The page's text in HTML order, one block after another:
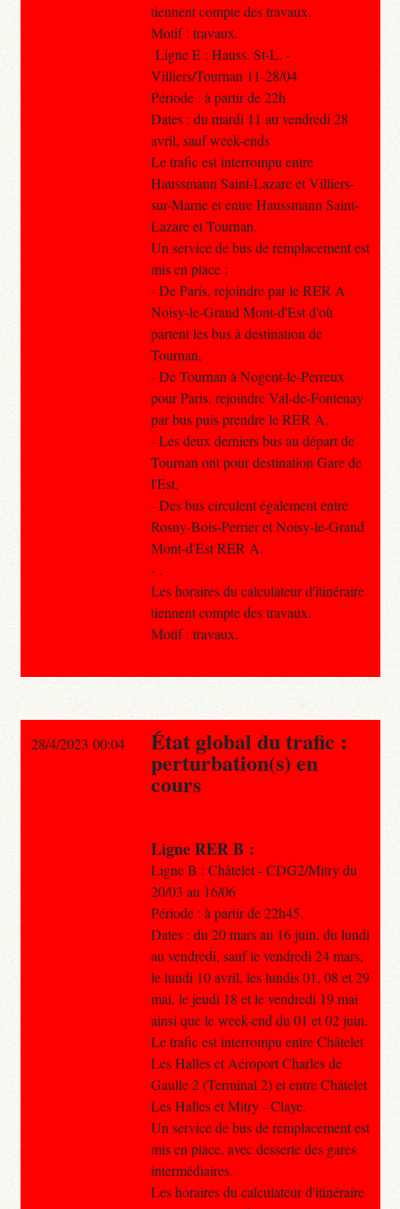
tiennent compte des travaux.
Motif : travaux.
Ligne E : Hauss. St-L. -
Villiers/Tournan 11-28/04
Période : à partir de 22h
Dates : du mardi 11 au vendredi 28
avril, sauf week-ends
Le trafic est interrompu entre
Haussmann Saint-Lazare et Villiers-
sur-Marne et entre Haussmann Saint-
Lazare et Tournan.
Un service de bus de remplacement est
mis en place :
- De Paris, rejoindre par le RER A
Noisy-le-Grand Mont-d'Est d'où
partent les bus à destination de
Tournan,
- De Tournan à Nogent-le-Perreux
pour Paris, rejoindre Val-de-Fontenay
par bus puis prendre le RER A,
- Les deux derniers bus au départ de
Tournan ont pour destination Gare de
l'Est,
- Des bus circulent également entre
Rosny-Bois-Perrier et Noisy-le-Grand
Mont-d'Est RER A.
- .
Les horaires du calculateur d'itinéraire
tiennent compte des travaux.
Motif : travaux.
28/4/2023 00:04 État global du trafic :
perturbation(s) en
cours
Ligne RER B :
Ligne B : Châtelet - CDG2/Mitry du
20/03 au 16/06
Période : à partir de 22h45.
Dates : du 20 mars au 16 juin, du lundi
au vendredi, sauf le vendredi 24 mars,
le lundi 10 avril, les lundis 01, 08 et 29
mai, le jeudi 18 et le vendredi 19 mai
ainsi que le week-end du 01 et 02 juin.
Le trafic est interrompu entre Châtelet
Les Halles et Aéroport Charles de
Gaulle 2 (Terminal 2) et entre Châtelet
Les Halles et Mitry - Claye.
Un service de bus de remplacement est
mis en place, avec desserte des gares
intermédiaires.
Les horaires du calculateur d'itinéraire